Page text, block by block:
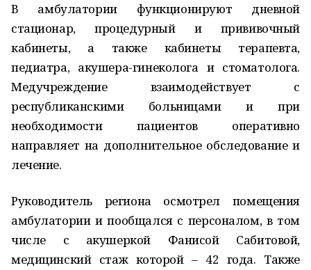
В амбулатории функционируют дневной
стационар, процедурный и прививочный
кабинеты, а также кабинеты терапевта,
педиатра, акушера-гинеколога и стоматолога.
Медучреждение взаимодействует с
республиканскими больницами и при
необходимости пациентов оперативно
направляет на дополнительное обследование и
лечение.
Руководитель региона осмотрел помещения
амбулатории и пообщался с персоналом, в том
числе с акушеркой Фанисой Сабитовой,
медицинский стаж которой – 42 года. Также